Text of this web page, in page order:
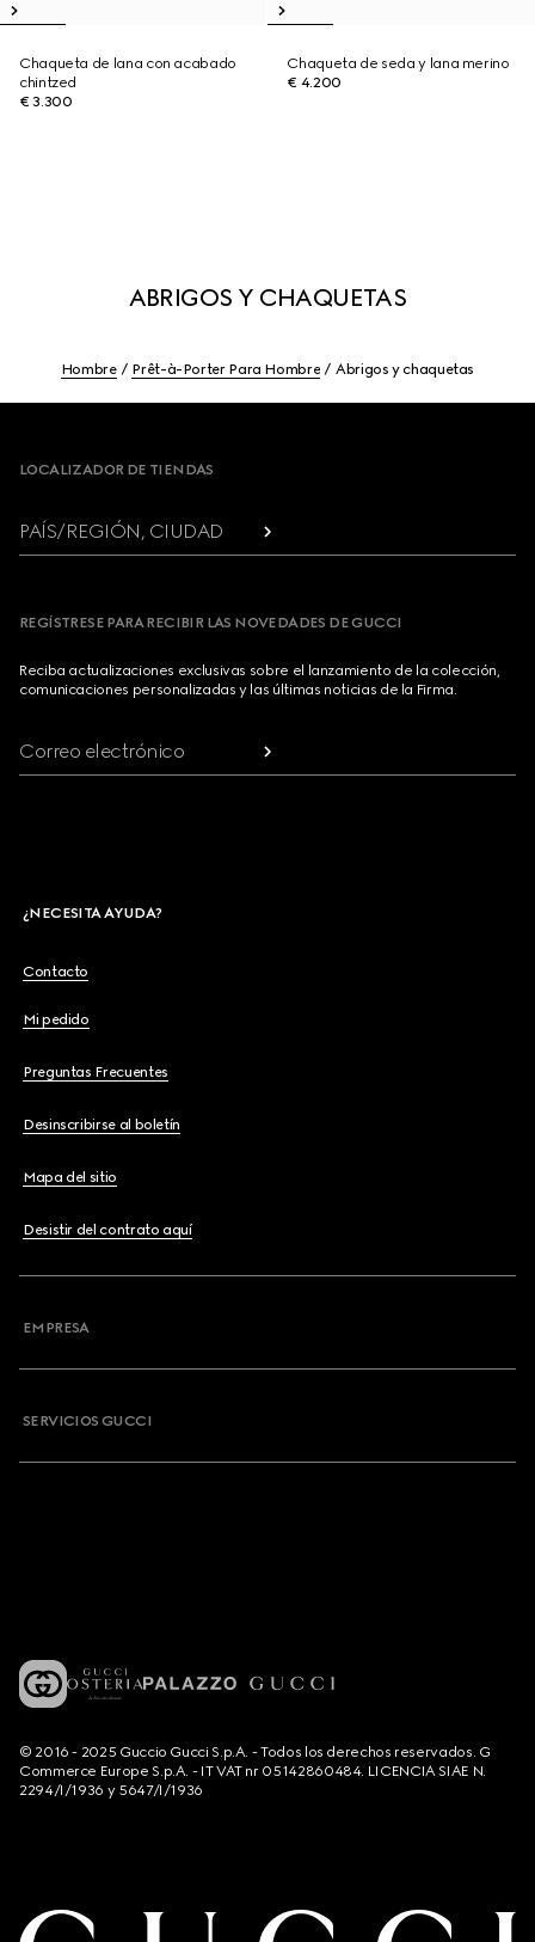
Chaqueta de lana con acabado
chintzed
€ 3.300
Chaqueta de seda y lana merino
€ 4.200
ABRIGOS Y CHAQUETAS
Hombre Prêt-à-Porter Para Hombre Abrigos y chaquetas
LOCALIZADOR DE TIENDAS
PAÍS/REGIÓN, CIUDAD
REGÍSTRESE PARA RECIBIR LAS NOVEDADES DE GUCCI
Reciba actualizaciones exclusivas sobre el lanzamiento de la colección,
comunicaciones personalizadas y las últimas noticias de la Firma.
Correo electrónico
¿NECESITA AYUDA?
Contacto
Mi pedido
Preguntas Frecuentes
Desinscribirse al boletín
Mapa del sitio
Desistir del contrato aquí
EMPRESA
SERVICIOS GUCCI
© 2016 - 2025 Guccio Gucci S.p.A. - Todos los derechos reservados. G
Commerce Europe S.p.A. - IT VAT nr 05142860484. LICENCIA SIAE N.
2294/I/1936 y 5647/I/1936